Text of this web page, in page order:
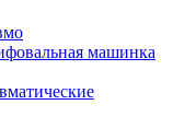
машинка